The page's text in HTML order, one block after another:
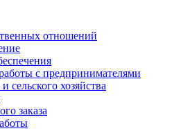
отношений
с предпринимателями
сельского хозяйства
заказа